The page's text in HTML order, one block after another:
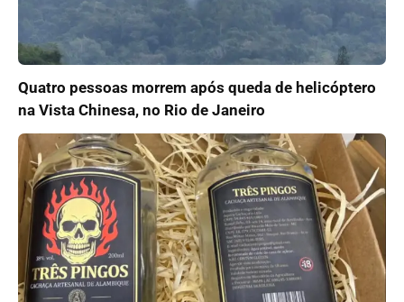
Quatro pessoas morrem após queda de helicóptero
na Vista Chinesa, no Rio de Janeiro